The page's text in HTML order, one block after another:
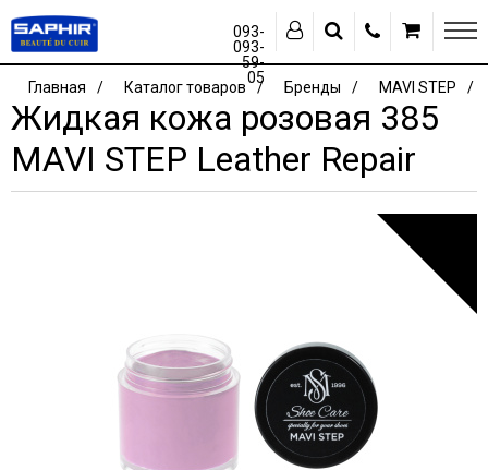
093-
093-
59-
05
Главная Каталог товаров Бренды MAVI STEP
Жидкая кожа розовая 385
MAVI STEP Leather Repair